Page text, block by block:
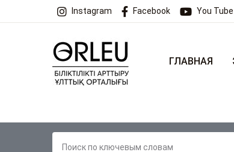
Instagram Facebook You Tube
ГЛАВНАЯ